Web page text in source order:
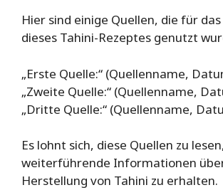
Hier sind einige Quellen, die für
dieses Tahini-Rezeptes genutzt
„Erste Quelle:“ (Quellenname,
„Zweite Quelle:“ (Quellenname,
„Dritte Quelle:“ (Quellenname,
Es lohnt sich, diese Quellen zu
weiterführende Informationen
Herstellung von Tahini zu erhalten.